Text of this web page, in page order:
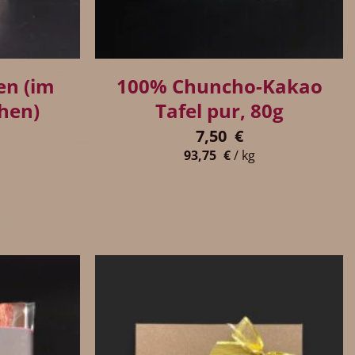
(im
100% Chuncho-Kakao
Tafel pur, 80g
7,50 €
93,75 €/ kg